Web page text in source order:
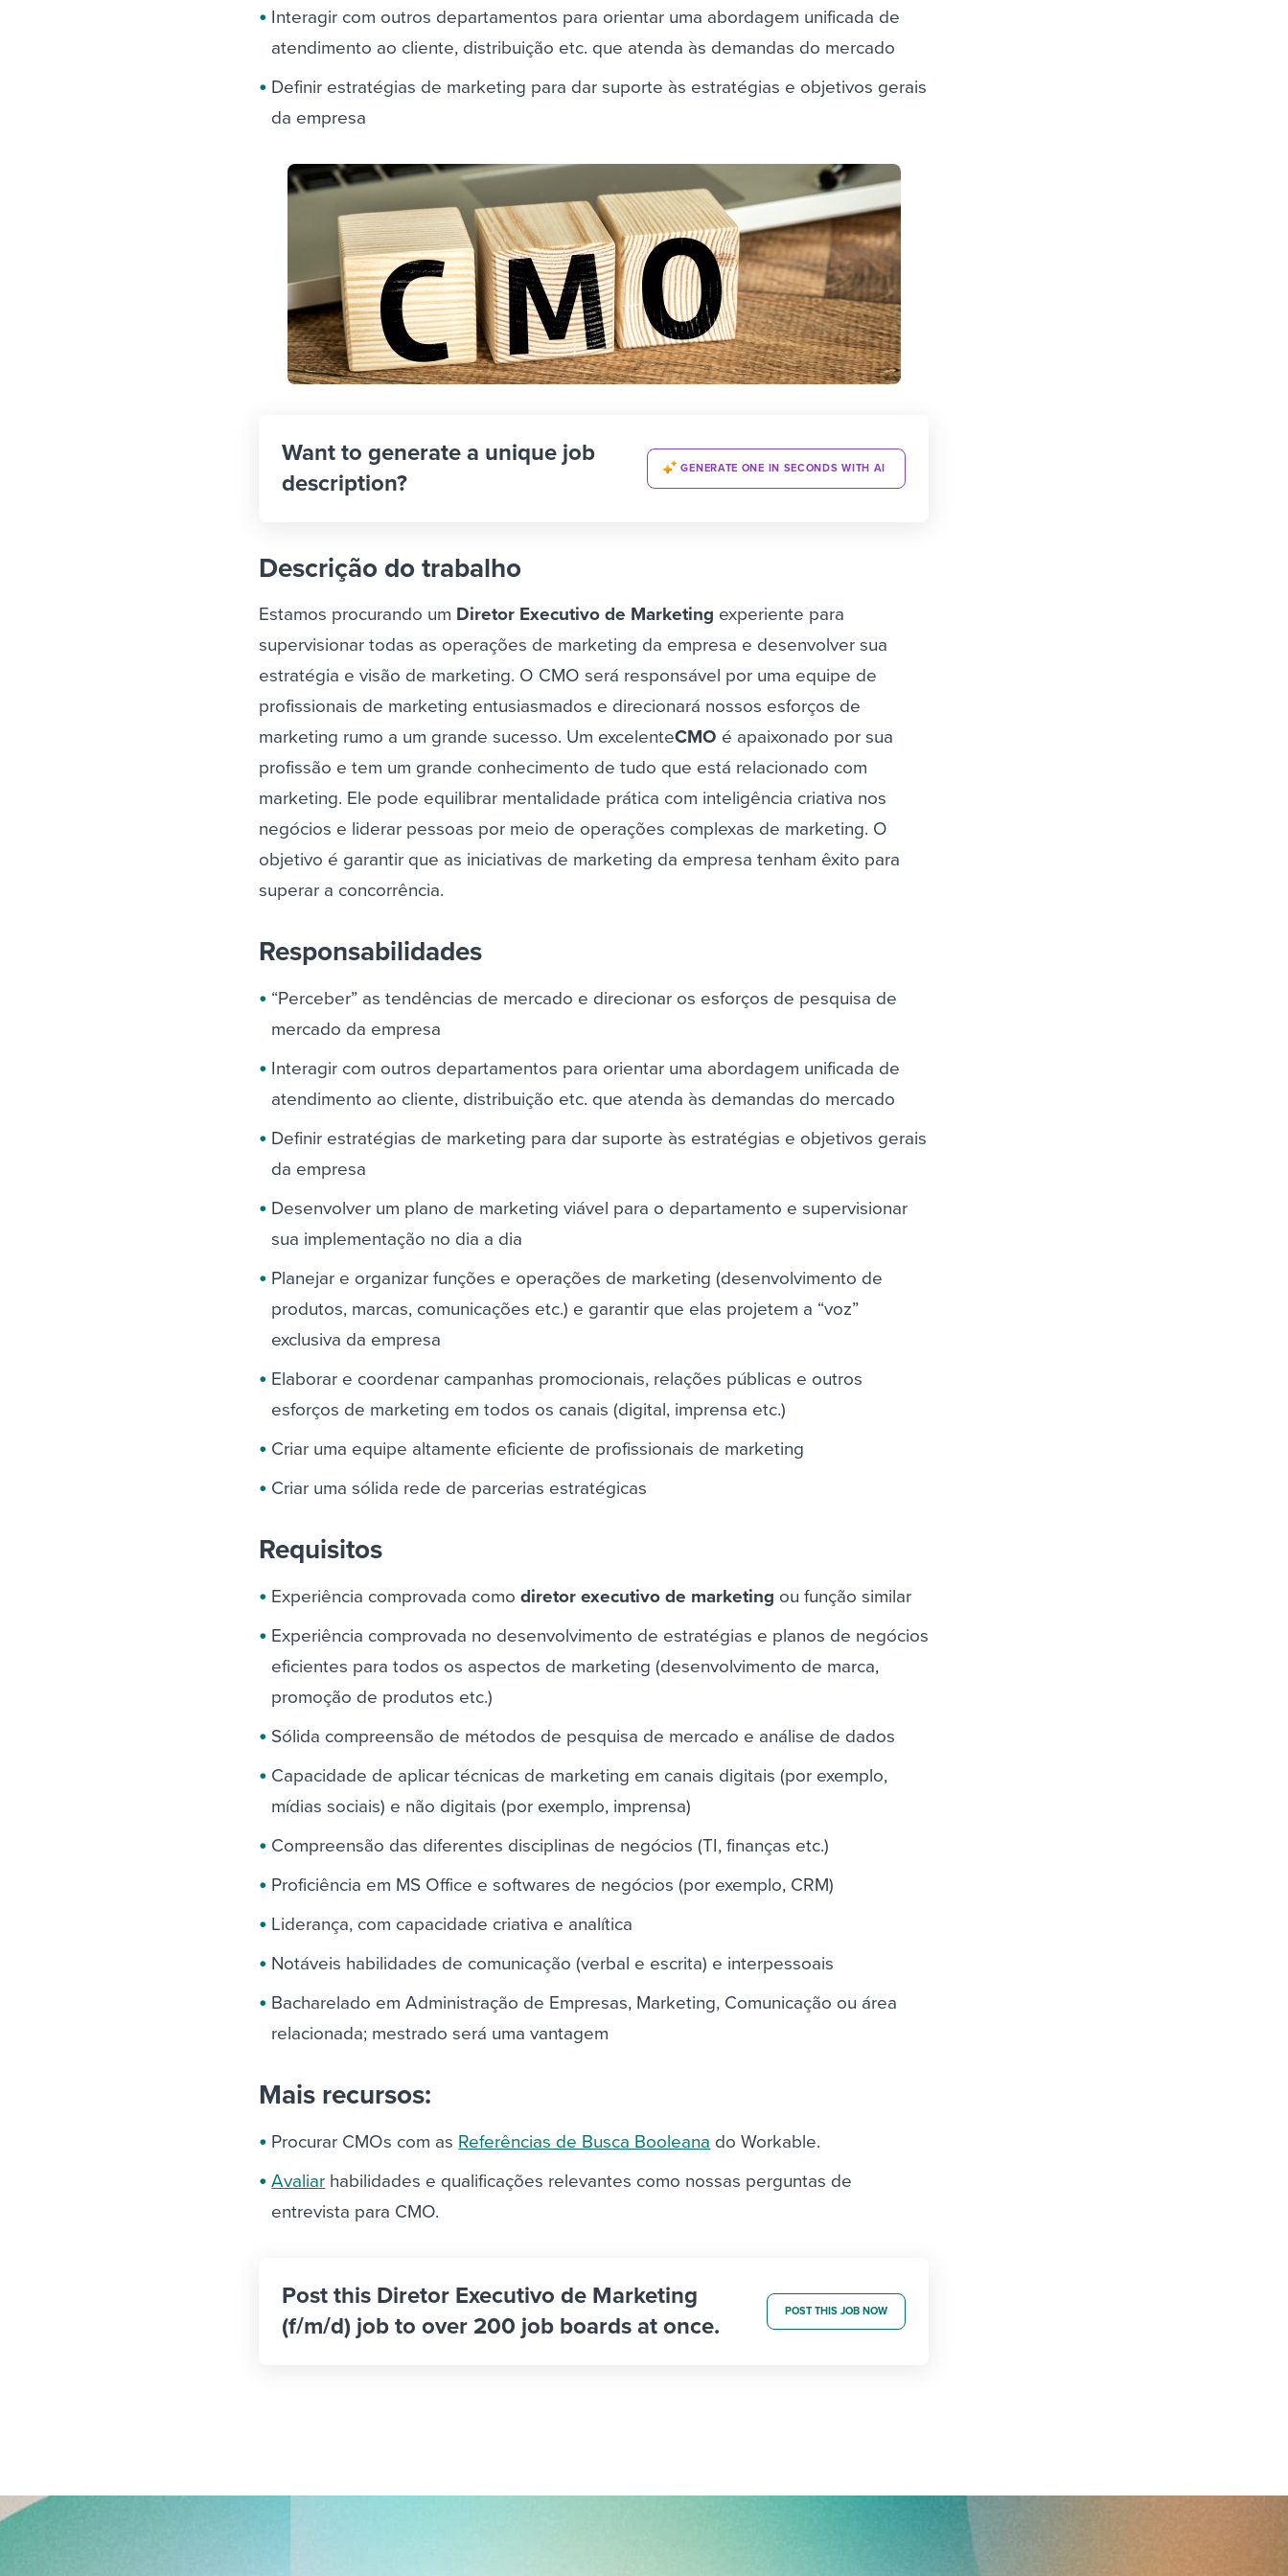
Interagir com outros departamentos para orientar uma abordagem unificada de
atendimento ao cliente, distribuição etc. que atenda às demandas do mercado
Definir estratégias de marketing para dar suporte às estratégias e objetivos gerais
da empresa
Want to generate a unique job
description?
GENERATE ONE IN SECONDS WITH AI
Descrição do trabalho
Estamos procurando um Diretor Executivo de Marketing experiente para
supervisionar todas as operações de marketing da empresa e desenvolver sua
estratégia e visão de marketing. O CMO será responsável por uma equipe de
profissionais de marketing entusiasmados e direcionará nossos esforços de
marketing rumo a um grande sucesso. Um excelenteCMO é apaixonado por sua
profissão e tem um grande conhecimento de tudo que está relacionado com
marketing. Ele pode equilibrar mentalidade prática com inteligência criativa nos
negócios e liderar pessoas por meio de operações complexas de marketing. O
objetivo é garantir que as iniciativas de marketing da empresa tenham êxito para
superar a concorrência.
Responsabilidades
“Perceber” as tendências de mercado e direcionar os esforços de pesquisa de
mercado da empresa
Interagir com outros departamentos para orientar uma abordagem unificada de
atendimento ao cliente, distribuição etc. que atenda às demandas do mercado
Definir estratégias de marketing para dar suporte às estratégias e objetivos gerais
da empresa
Desenvolver um plano de marketing viável para o departamento e supervisionar
sua implementação no dia a dia
Planejar e organizar funções e operações de marketing (desenvolvimento de
produtos, marcas, comunicações etc.) e garantir que elas projetem a “voz”
exclusiva da empresa
Elaborar e coordenar campanhas promocionais, relações públicas e outros
esforços de marketing em todos os canais (digital, imprensa etc.)
Criar uma equipe altamente eficiente de profissionais de marketing
Criar uma sólida rede de parcerias estratégicas
Requisitos
Experiência comprovada comodiretor executivo de marketing ou função similar
Experiência comprovada no desenvolvimento de estratégias e planos de negócios
eficientes para todos os aspectos de marketing (desenvolvimento de marca,
promoção de produtos etc.)
Sólida compreensão de métodos de pesquisa de mercado e análise de dados
Capacidade de aplicar técnicas de marketing em canais digitais (por exemplo,
mídias sociais) e não digitais (por exemplo, imprensa)
Compreensão das diferentes disciplinas de negócios (TI, finanças etc.)
Proficiência em MS Office e softwares de negócios (por exemplo, CRM)
Liderança, com capacidade criativa e analítica
Notáveis habilidades de comunicação (verbal e escrita) e interpessoais
Bacharelado em Administração de Empresas, Marketing, Comunicação ou área
relacionada; mestrado será uma vantagem
Mais recursos:
Procurar CMOs com as Referências de Busca Booleana do Workable.
Avaliar habilidades e qualificações relevantes como nossas perguntas de
entrevista para CMO.
Post this Diretor Executivo de Marketing
(f/m/d) job to over 200 job boards at once.
POST THIS JOB NOW